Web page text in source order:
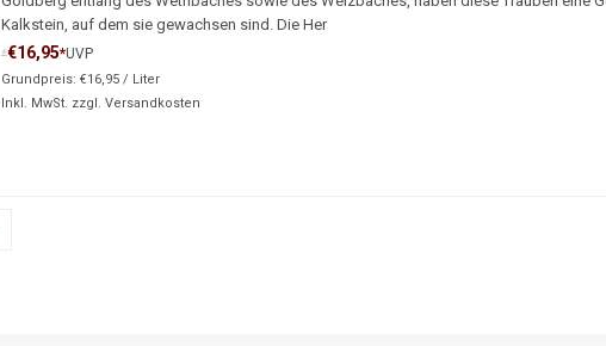
Kalkstein, auf dem sie gewachsen sind. Die Her
*€16,95*UVP
Grundpreis: €16,95 / Liter
Inkl. MwSt. zzgl. Versandkosten